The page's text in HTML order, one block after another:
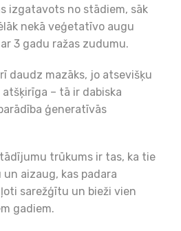
izgatavots no stādiem, sāk
nekā veģetatīvo augu
3 gadu ražas zudumu.
daudz mazāks, jo atsevišķu
– tā ir dabiska
ģeneratīvās
trūkums ir tas, ka tie
aizaug, kas padara
sarežģītu un bieži vien
gadiem.